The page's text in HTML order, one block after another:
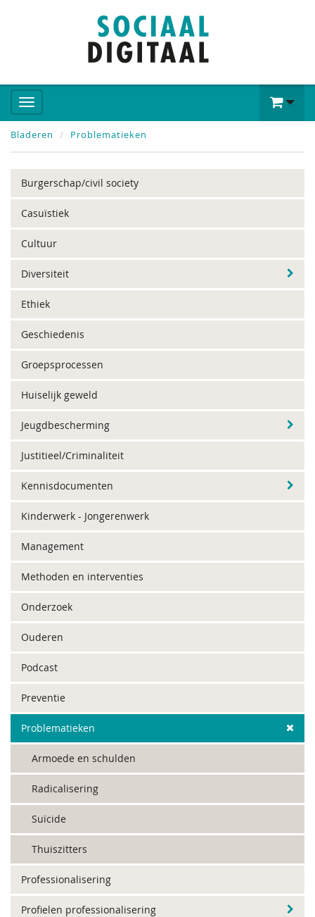
Bladeren Problematieken
Burgerschap/civil society
Casuïstiek
Cultuur
Diversiteit
Ethiek
Geschiedenis
Groepsprocessen
Huiselijk geweld
Jeugdbescherming
Justitieel/Criminaliteit
Kennisdocumenten
Kinderwerk - Jongerenwerk
Management
Methoden en interventies
Onderzoek
Ouderen
Podcast
Preventie
Problematieken
Armoede en schulden
Radicalisering
Suïcide
Thuiszitters
Professionalisering
Profielen professionalisering